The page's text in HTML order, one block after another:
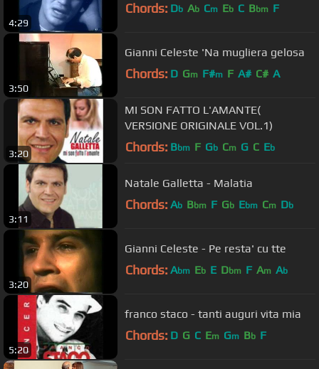
4:29
Chords: Db Ab Cm Eb C Bbm F
3:50
Gianni Celeste 'Na mugliera gelosa
Chords: D Gm F#m F A# C# A
3:20
MI SON FATTO L'AMANTE(
VERSIONE ORIGINALE VOL.1)
Chords: Bbm F Gb Cm G C Eb
3:11
Natale Galletta - Malatia
Chords: Ab Bbm F Gb Ebm Cm Db
3:20
Gianni Celeste - Pe resta' cu tte
Chords: Abm Eb E Dbm F Am Ab
5:20
franco staco - tanti auguri vita mia
Chords: D G C Em Gm Bb F